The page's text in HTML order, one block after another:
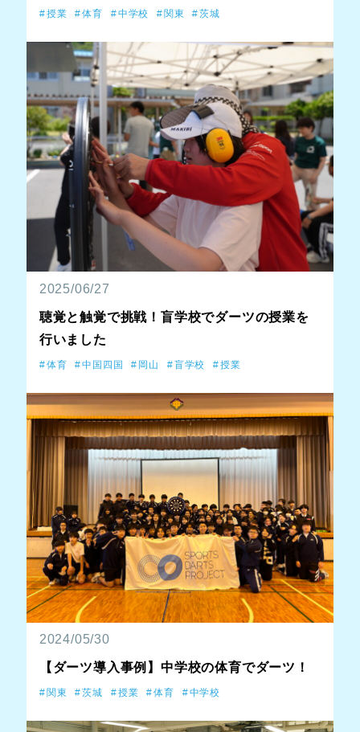
授業 体育 中学校 関東 茨城
2025/06/27
聴覚と触覚で挑戦！盲学校でダーツの授業を
行いました
体育 中国四国 岡山 盲学校 授業
2024/05/30
【ダーツ導入事例】中学校の体育でダーツ！
関東 茨城 授業 体育 中学校